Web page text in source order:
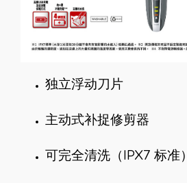
独立浮动刀片
主动式补捉修剪器
可完全清洗（IPX7 标准）